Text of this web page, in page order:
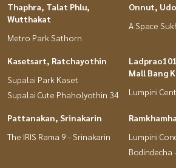
Thaphra, Talat Phlu,
Wutthakat
Metro Park Sathorn
Onnut,
A Space
Kasetsart, Ratchayothin
Supalai Park Kaset
Supalai Cute Phaholyothin 34
Mall Bang
Lumpini
Pattanakan, Srinakarin
The IRIS Rama 9 - Srinakarin
Lumpini
Bodindecha